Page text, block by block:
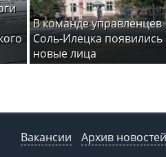
В команде управленцев
Соль-Илецка появились
новые лица
Вакансии Архив новостей